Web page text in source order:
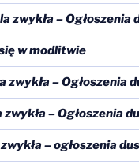
zwykła –
w modlitwie
zwykła – Ogłoszenia
zwykła – Ogłoszenia
– ogłoszenia